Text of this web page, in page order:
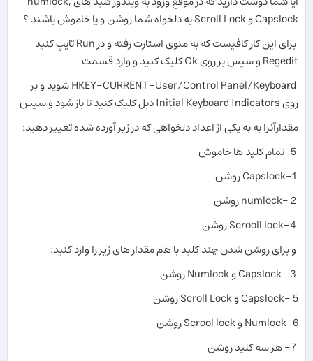
Capslock و Scroll Lock به دلخواه شما روشن و یا خاموش باشند ؟
برای این کار کافیست که به منوی استارت رفته و در Run تایپ کنید
Regedit و سپس بر روی Ok کلیک کنید و وارد قسمت
HKEY-CURRENT-User/Control Panel/Keyboard شوید و بر
روی Initial Keyboard Indicators دبل کلیک کنید تا باز شود و سپس
مقدارآنرا به به یکی از اعداد دلخواهی که در زیر آورده شده تغییر دهید:
و برای روشن شدن چند کلید با هم مقدار های زیر را وارد کنید:
5 -Capslock و Scroll Lock روشن
6-Numlock و Scrool lock روشن